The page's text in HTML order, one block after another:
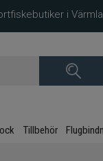
i
Tillbehör